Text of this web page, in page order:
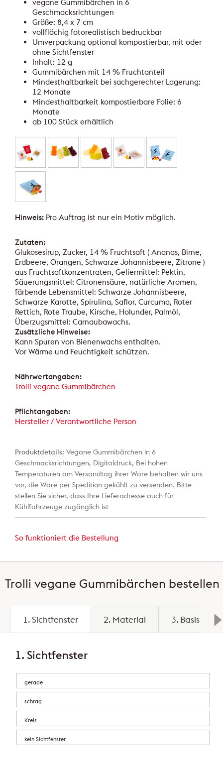
vegane Gummibärchen in 6
Geschmacksrichtungen
Größe: 8,4 x 7 cm
vollflächig fotorealistisch bedruckbar
Umverpackung optional kompostierbar, mit oder
ohne Sichtfenster
Inhalt: 12 g
Gummibärchen mit 14 % Fruchtanteil
Mindesthaltbarkeit bei sachgerechter Lagerung:
12 Monate
Mindesthaltbarkeit kompostierbare Folie: 6
Monate
ab 100 Stück erhältlich
Hinweis: Pro Auftrag ist nur ein Motiv möglich.
Zutaten:
Glukosesirup, Zucker, 14 % Fruchtsaft ( Ananas, Birne,
Erdbeere, Orangen, Schwarze Johannisbeere, Zitrone )
aus Fruchtsaftkonzentraten, Geliermittel: Pektin,
Säuerungsmittel: Citronensäure, natürliche Aromen,
färbende Lebensmittel: Schwarze Johannisbeere,
Schwarze Karotte, Spirulina, Saflor, Curcuma, Roter
Rettich, Rote Traube, Kirsche, Holunder, Palmöl,
Überzugsmittel: Carnaubawachs.
Zusätzliche Hinweise:
Kann Spuren von Bienenwachs enthalten.
Vor Wärme und Feuchtigkeit schützen.
Nährwertangaben:
Trolli vegane Gummibärchen
Pflichtangaben:
Hersteller / Verantwortliche Person
Produktdetails: Vegane Gummibärchen in 6
Geschmacksrichtungen, Digitaldruck, Bei hohen
Temperaturen am Versandtag ihrer Ware behalten wir uns
vor, die Ware per Spedition gekühlt zu versenden. Bitte
stellen Sie sicher, dass Ihre Lieferadresse auch für
Kühlfahrzeuge zugänglich ist
So funktioniert die Bestellung
Trolli vegane Gummibärchen bestellen
1. Sichtfenster 2. Material 3. Basispreis
1. Sichtfenster
gerade
schräg
Kreis
kein Sichtfenster